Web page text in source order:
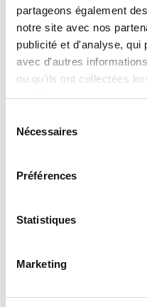
partageons également
notre site avec nos
publicité et d'analyse, qui
avec d'autres
ou qu'ils ont collectées
services.
Nécessaires
Préférences
Statistiques
Marketing
MISSION PRINCIPALE
Sous la responsabilité
assurez la production,
...
MYSOFITEX,
D’EMPLOI 24H/24